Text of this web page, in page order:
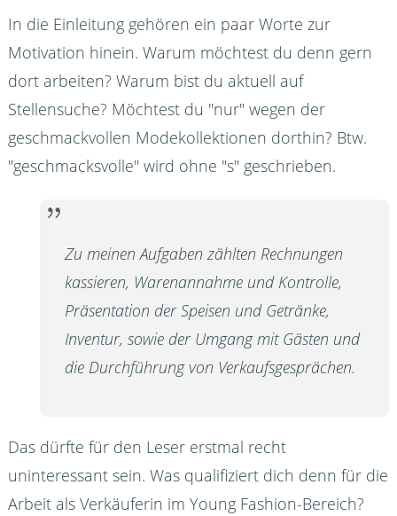
In die Einleitung gehören ein paar Worte zur
Motivation hinein. Warum möchtest du denn gern
dort arbeiten? Warum bist du aktuell auf
Stellensuche? Möchtest du "nur" wegen der
geschmackvollen Modekollektionen dorthin? Btw.
"geschmacksvolle" wird ohne "s" geschrieben.
Zu meinen Aufgaben zählten Rechnungen
kassieren, Warenannahme und Kontrolle,
Präsentation der Speisen und Getränke,
Inventur, sowie der Umgang mit Gästen und
die Durchführung von Verkaufsgesprächen.
Das dürfte für den Leser erstmal recht
uninteressant sein. Was qualifiziert dich denn für die
Arbeit als Verkäuferin im Young Fashion-Bereich?